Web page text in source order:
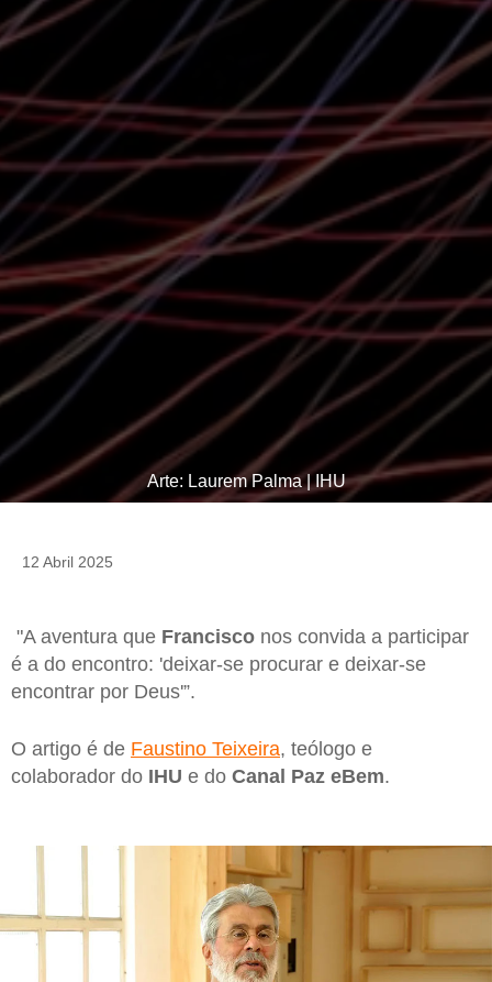
Arte: Laurem Palma | IHU
12 Abril 2025
"A aventura que Francisco nos convida a participar
é a do encontro: 'deixar-se procurar e deixar-se
encontrar por Deus'”.
O artigo é de Faustino Teixeira, teólogo e
colaborador do IHU e do Canal Paz eBem.